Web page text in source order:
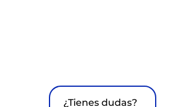
¿Tienes dudas?